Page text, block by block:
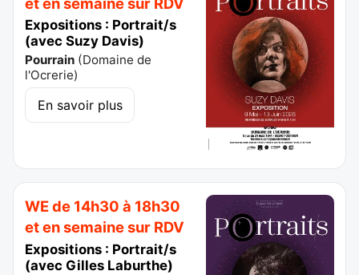
Expositions : Portrait/s
(avec Suzy Davis)
Pourrain (Domaine de
l'Ocrerie)
En savoir plus
WE de 14h30 à 18h30
et en semaine sur RDV
Expositions : Portrait/s
(avec Gilles Laburthe)